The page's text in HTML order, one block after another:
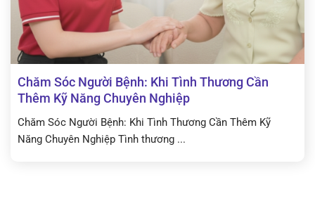
Chăm Sóc Người Bệnh: Khi Tình Thương Cần
Thêm Kỹ Năng Chuyên Nghiệp
Chăm Sóc Người Bệnh: Khi Tình Thương Cần Thêm Kỹ
Năng Chuyên Nghiệp Tình thương ...